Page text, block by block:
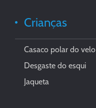
Crianças
Casaco polar do velo
Desgaste do esqui
Jaqueta